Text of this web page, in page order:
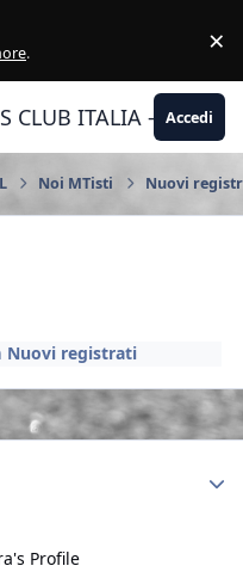
. ×
CLUB ITALIA -Accedi
Noi MTisti Nuovi
Nuovi registrati
Profile